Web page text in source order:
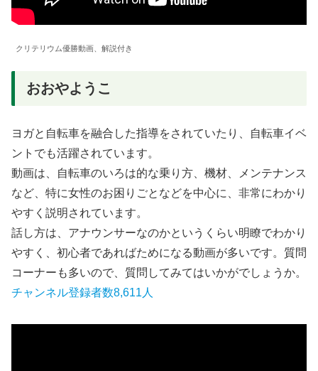
クリテリウム優勝動画、解説付き
おおやようこ
ヨガと自転車を融合した指導をされていたり、自転車イベ
ントでも活躍されています。
動画は、自転車のいろは的な乗り方、機材、メンテナンス
など、特に女性のお困りごとなどを中心に、非常にわかり
やすく説明されています。
話し方は、アナウンサーなのかというくらい明瞭でわかり
やすく、初心者であればためになる動画が多いです。質問
コーナーも多いので、質問してみてはいかがでしょうか。
チャンネル登録者数8,611人